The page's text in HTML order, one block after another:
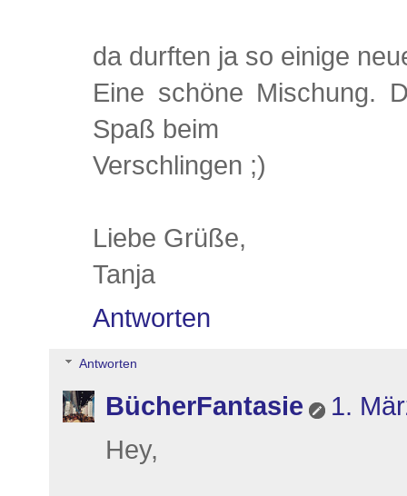
da durften ja so einige
Eine schöne Mischung.
Spaß beim
Verschlingen ;)
Liebe Grüße,
Tanja
Antworten
Antworten
BücherFantasie
1.
Hey,